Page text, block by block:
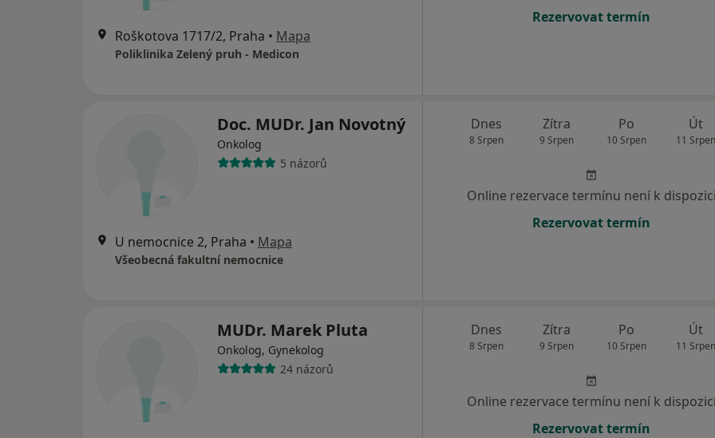
Roškotova 1717/2, Praha • Mapa
Poliklinika Zelený pruh - Medicon
Rezervovat termín
Doc. MUDr. Jan Novotný
Onkolog
5 názorů
U nemocnice 2, Praha • Mapa
Všeobecná fakultní nemocnice
Dnes
8 Srpen
Zítra
9 Srpen
Po
10 Srpen
Út
11 Srpen
Online rezervace termínu není k dispozici
Rezervovat termín
MUDr. Marek Pluta
Onkolog, Gynekolog
24 názorů
Dnes
8 Srpen
Zítra
9 Srpen
Po
10 Srpen
Út
11 Srpen
Online rezervace termínu není k dispozici
Rezervovat termín